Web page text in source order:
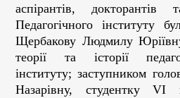
аспірантів,
Педагогічного інституту
Щербакову Людмилу
теорії та історії
інституту; заступником
Назарівну, студентку VI